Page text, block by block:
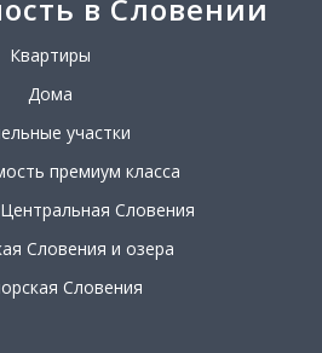
в Словении
Квартиры
Дома
участки
премиум класса
Словения
Словения и озера
Словения